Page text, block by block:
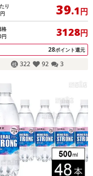
り
円 39.1円
格
円
3128円
28ポイント還元
322 92 3